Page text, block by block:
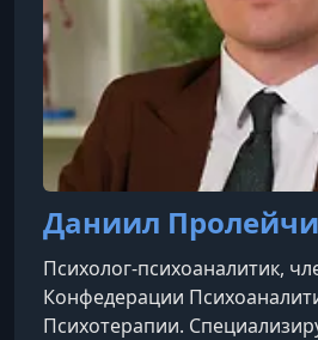
Даниил
Психолог-психоаналитик,
Конфедерации
Психотерапии.